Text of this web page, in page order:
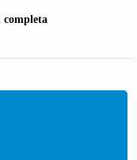
completa